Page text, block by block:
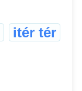
itér tér